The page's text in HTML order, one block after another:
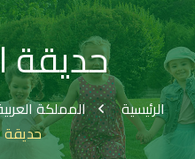
حديقة
الرئيسية المملكة
حديقة